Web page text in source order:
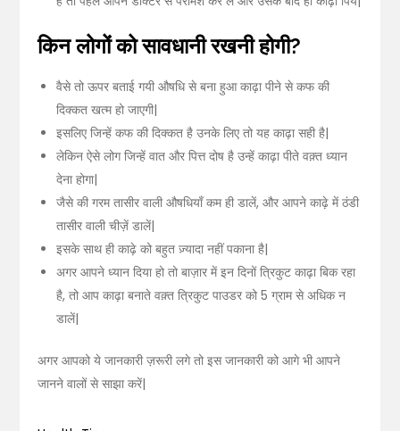
किन लोगों को सावधानी रखनी होगी?
वैसे तो ऊपर बताई गयी औषधि से बना हुआ काढ़ा पीने से कफ की
दिक्कत खत्म हो जाएगी|
इसलिए जिन्हें कफ की दिक्कत है उनके लिए तो यह काढ़ा सही है|
लेकिन ऐसे लोग जिन्हें वात और पित्त दोष है उन्हें काढ़ा पीते वक़्त ध्यान
देना होगा|
जैसे की गरम तासीर वाली औषधियाँ कम ही डालें, और आपने काढ़े में ठंडी
तासीर वाली चीज़ें डालें|
इसके साथ ही काढ़े को बहुत ज़्यादा नहीं पकाना है|
अगर आपने ध्यान दिया हो तो बाज़ार में इन दिनों त्रिकुट काढ़ा बिक रहा
है, तो आप काढ़ा बनाते वक़्त त्रिकुट पाउडर को 5 ग्राम से अधिक न
डालें|
अगर आपको ये जानकारी ज़रूरी लगे तो इस जानकारी को आगे भी आपने
जानने वालों से साझा करें|